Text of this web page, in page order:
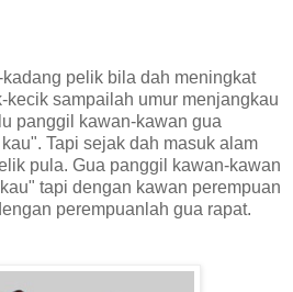
pelik bila dah meningkat
kecik sampailah umur menjangkau
panggil kawan-kawan gua
Tapi sejak dah masuk alam
pula. Gua panggil kawan-kawan
tapi dengan kawan perempuan
perempuanlah gua rapat.